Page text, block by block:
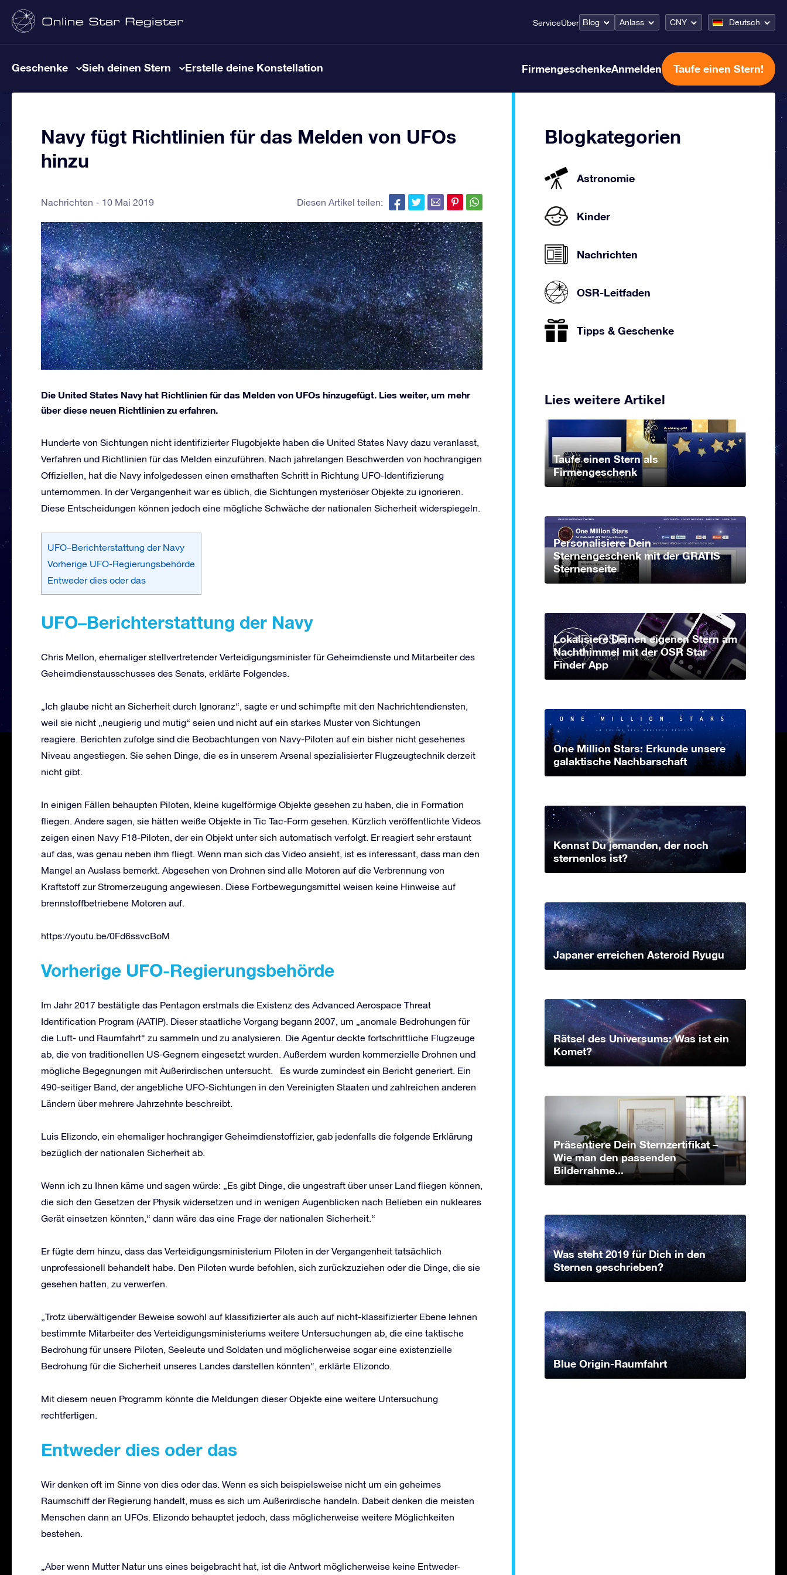
ServiceÜber Blog Anlass CNY Deutsch
Geschenke Sieh deinen Stern Erstelle deine Konstellation FirmengeschenkeAnmelden Taufe einen Stern!
Navy fügt Richtlinien für das Melden von UFOs
hinzu
Nachrichten 10 Mai 2019 Diesen Artikel teilen:
Die United States Navy hat Richtlinien für das Melden von UFOs hinzugefügt. Lies weiter, um mehr
über diese neuen Richtlinien zu erfahren.
Hunderte von Sichtungen nicht identifizierter Flugobjekte haben die United States Navy dazu veranlasst,
Verfahren und Richtlinien für das Melden einzuführen. Nach jahrelangen Beschwerden von hochrangigen
Offiziellen, hat die Navy infolgedessen einen ernsthaften Schritt in Richtung UFO-Identifizierung
unternommen. In der Vergangenheit war es üblich, die Sichtungen mysteriöser Objekte zu ignorieren.
Diese Entscheidungen können jedoch eine mögliche Schwäche der nationalen Sicherheit widerspiegeln.
UFO–Berichterstattung der Navy
Vorherige UFO-Regierungsbehörde
Entweder dies oder das
UFO–Berichterstattung der Navy
Chris Mellon, ehemaliger stellvertretender Verteidigungsminister für Geheimdienste und Mitarbeiter des
Geheimdienstausschusses des Senats, erklärte Folgendes.
„Ich glaube nicht an Sicherheit durch Ignoranz“, sagte er und schimpfte mit den Nachrichtendiensten,
weil sie nicht „neugierig und mutig“ seien und nicht auf ein starkes Muster von Sichtungen
reagiere. Berichten zufolge sind die Beobachtungen von Navy-Piloten auf ein bisher nicht gesehenes
Niveau angestiegen. Sie sehen Dinge, die es in unserem Arsenal spezialisierter Flugzeugtechnik derzeit
nicht gibt.
In einigen Fällen behaupten Piloten, kleine kugelförmige Objekte gesehen zu haben, die in Formation
fliegen. Andere sagen, sie hätten weiße Objekte in Tic Tac-Form gesehen. Kürzlich veröffentlichte Videos
zeigen einen Navy F18-Piloten, der ein Objekt unter sich automatisch verfolgt. Er reagiert sehr erstaunt
auf das, was genau neben ihm fliegt. Wenn man sich das Video ansieht, ist es interessant, dass man den
Mangel an Auslass bemerkt. Abgesehen von Drohnen sind alle Motoren auf die Verbrennung von
Kraftstoff zur Stromerzeugung angewiesen. Diese Fortbewegungsmittel weisen keine Hinweise auf
brennstoffbetriebene Motoren auf.
https://youtu.be/0Fd6ssvcBoM
Vorherige UFO-Regierungsbehörde
Im Jahr 2017 bestätigte das Pentagon erstmals die Existenz des Advanced Aerospace Threat
Identification Program (AATIP). Dieser staatliche Vorgang begann 2007, um „anomale Bedrohungen für
die Luft- und Raumfahrt“ zu sammeln und zu analysieren. Die Agentur deckte fortschrittliche Flugzeuge
ab, die von traditionellen US-Gegnern eingesetzt wurden. Außerdem wurden kommerzielle Drohnen und
mögliche Begegnungen mit Außerirdischen untersucht. Es wurde zumindest ein Bericht generiert. Ein
490-seitiger Band, der angebliche UFO-Sichtungen in den Vereinigten Staaten und zahlreichen anderen
Ländern über mehrere Jahrzehnte beschreibt.
Luis Elizondo, ein ehemaliger hochrangiger Geheimdienstoffizier, gab jedenfalls die folgende Erklärung
bezüglich der nationalen Sicherheit ab.
Wenn ich zu Ihnen käme und sagen würde: „Es gibt Dinge, die ungestraft über unser Land fliegen können,
die sich den Gesetzen der Physik widersetzen und in wenigen Augenblicken nach Belieben ein nukleares
Gerät einsetzen könnten,“ dann wäre das eine Frage der nationalen Sicherheit.“
Er fügte dem hinzu, dass das Verteidigungsministerium Piloten in der Vergangenheit tatsächlich
unprofessionell behandelt habe. Den Piloten wurde befohlen, sich zurückzuziehen oder die Dinge, die sie
gesehen hatten, zu verwerfen.
„Trotz überwältigender Beweise sowohl auf klassifizierter als auch auf nicht-klassifizierter Ebene lehnen
bestimmte Mitarbeiter des Verteidigungsministeriums weitere Untersuchungen ab, die eine taktische
Bedrohung für unsere Piloten, Seeleute und Soldaten und möglicherweise sogar eine existenzielle
Bedrohung für die Sicherheit unseres Landes darstellen könnten“, erklärte Elizondo.
Mit diesem neuen Programm könnte die Meldungen dieser Objekte eine weitere Untersuchung
rechtfertigen.
Entweder dies oder das
Wir denken oft im Sinne von dies oder das. Wenn es sich beispielsweise nicht um ein geheimes
Raumschiff der Regierung handelt, muss es sich um Außerirdische handeln. Dabeit denken die meisten
Menschen dann an UFOs. Elizondo behauptet jedoch, dass möglicherweise weitere Möglichkeiten
bestehen.
„Aber wenn Mutter Natur uns eines beigebracht hat, ist die Antwort möglicherweise keine Entweder-
Blogkategorien
Astronomie
Kinder
Nachrichten
OSR-Leitfaden
Tipps & Geschenke
Lies weitere Artikel
Taufe einen Stern als
Firmengeschenk
Personalisiere Dein
Sternengeschenk mit der GRATIS
Sternenseite
Lokalisiere Deinen eigenen Stern am
Nachthimmel mit der OSR Star
Finder App
One Million Stars: Erkunde unsere
galaktische Nachbarschaft
Kennst Du jemanden, der noch
sternenlos ist?
Japaner erreichen Asteroid Ryugu
Rätsel des Universums: Was ist ein
Komet?
Präsentiere Dein Sternzertifikat –
Wie man den passenden
Bilderrahme...
Was steht 2019 für Dich in den
Sternen geschrieben?
Blue Origin-Raumfahrt